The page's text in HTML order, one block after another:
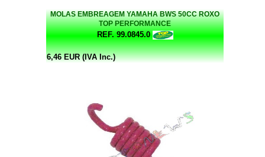
MOLAS EMBREAGEM YAMAHA BWS 50CC ROXO
TOP PERFORMANCE
REF. 99.0845.0
6,46 EUR (IVA Inc.)